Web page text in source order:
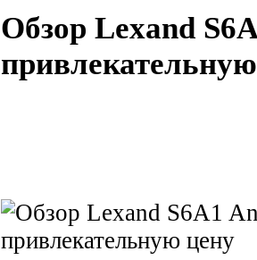
Обзор Lexand